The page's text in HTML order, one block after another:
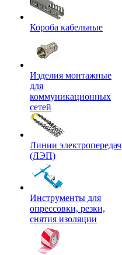
Короба кабельные
Изделия монтажные
для
коммуникационных
сетей
Линии электропередач
(ЛЭП)
Инструменты для
опрессовки, резки,
снятия изоляции